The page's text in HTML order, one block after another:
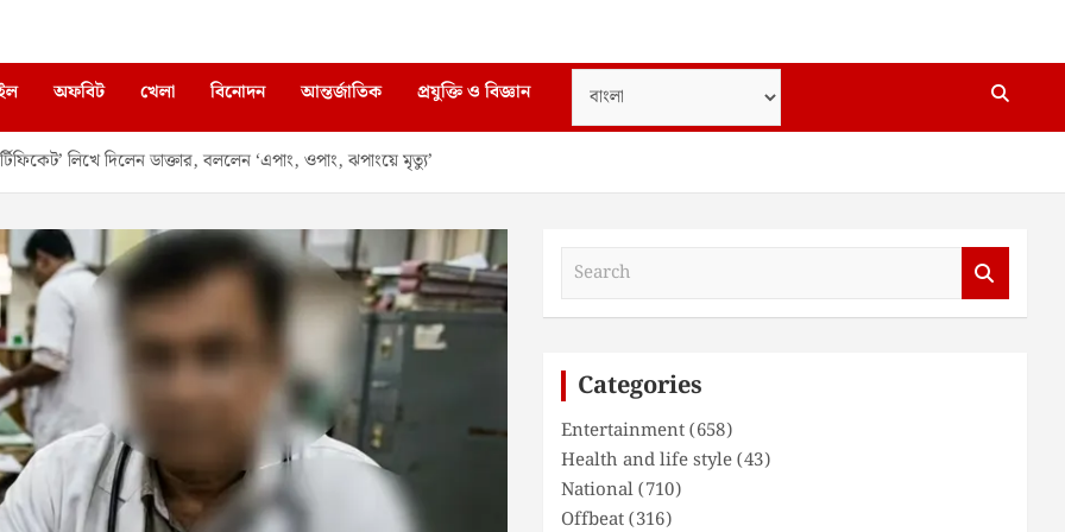
অফবিট খেলা বিনোদন আন্তর্জাতিক প্রযুক্তি ও বিজ্ঞান
লিখে দিলেন ডাক্তার, বললেন ‘এপাং, ওপাং, ঝপাংয়ে মৃত্যু’
Categories
Entertainment(658)
Health and life style(43)
National(710)
Offbeat(316)